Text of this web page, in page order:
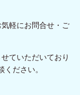
軽にお問合せ・ご
ていただいており
ださい。